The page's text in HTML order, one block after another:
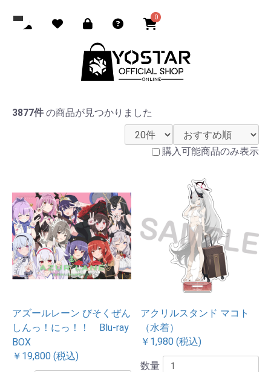
0
3877件 の商品が見つかりました
購入可能商品のみ表示
アズールレーン びそくぜん
しんっ！にっ！！ Blu-ray
BOX
￥19,800 (税込)
アクリルスタンド マコト
（水着）
￥1,980 (税込)
数量